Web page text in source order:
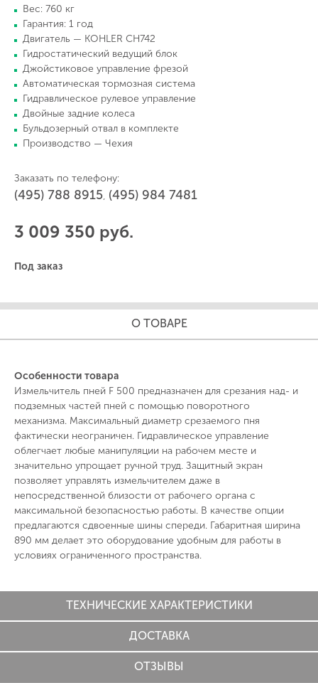
Вес: 760 кг
Гарантия: 1 год
Двигатель — KOHLER CH742
Гидростатический ведущий блок
Джойстиковое управление фрезой
Автоматическая тормозная система
Гидравлическое рулевое управление
Двойные задние колеса
Бульдозерный отвал в комплекте
Производство — Чехия
Заказать по телефону:
(495) 788 8915, (495) 984 7481
3 009 350 руб.
Под заказ
О ТОВАРЕ
Особенности товара
Измельчитель пней F 500 предназначен для срезания над- и
подземных частей пней с помощью поворотного
механизма. Максимальный диаметр срезаемого пня
фактически неограничен. Гидравлическое управление
облегчает любые манипуляции на рабочем месте и
значительно упрощает ручной труд. Защитный экран
позволяет управлять измельчителем даже в
непосредственной близости от рабочего органа с
максимальной безопасностью работы. В качестве опции
предлагаются сдвоенные шины спереди. Габаритная ширина
890 мм делает это оборудование удобным для работы в
условиях ограниченного пространства.
ТЕХНИЧЕСКИЕ ХАРАКТЕРИСТИКИ
ДОСТАВКА
ОТЗЫВЫ